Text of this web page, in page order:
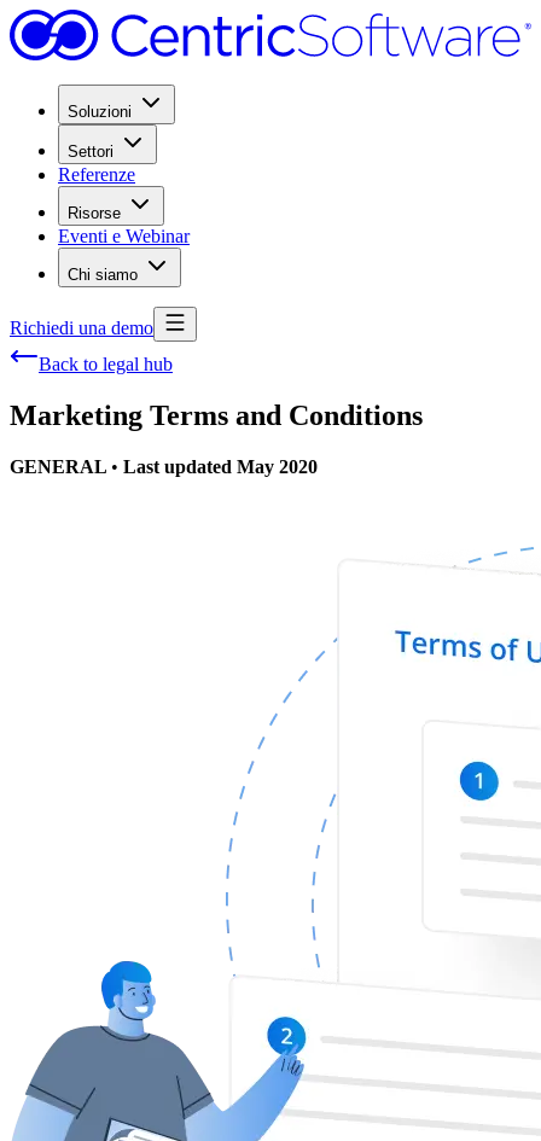
Soluzioni
Settori
Referenze
Risorse
Eventi e Webinar
Chi siamo
Richiedi una demo
Back to legal hub
Marketing Terms and Conditions
GENERAL • Last updated May 2020